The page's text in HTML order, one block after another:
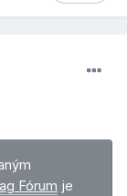
Fórum je